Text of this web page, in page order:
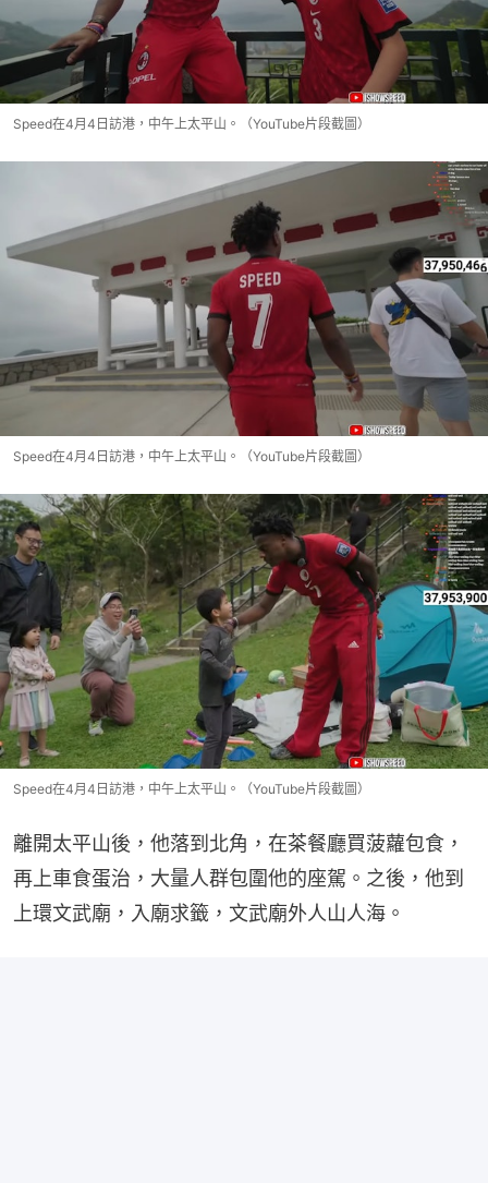
Speed在4月4日訪港，中午上太平山。（YouTube片段截圖）
Speed在4月4日訪港，中午上太平山。（YouTube片段截圖）
Speed在4月4日訪港，中午上太平山。（YouTube片段截圖）
離開太平山後，他落到北角，在茶餐廳買菠蘿包食，
再上車食蛋治，大量人群包圍他的座駕。之後，他到
上環文武廟，入廟求籤，文武廟外人山人海。